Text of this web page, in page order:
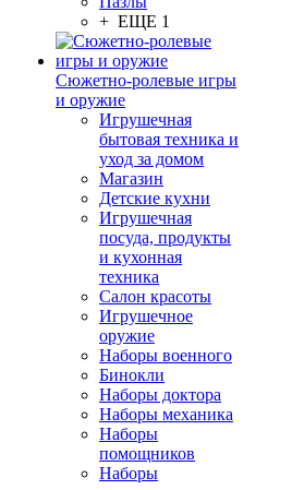
+ ЕЩЕ 1
Сюжетно-ролевые игры
и оружие
Игрушечная
бытовая техника и
уход за домом
Магазин
Детские кухни
Игрушечная
посуда, продукты
и кухонная
техника
Салон красоты
Игрушечное
оружие
Наборы военного
Бинокли
Наборы доктора
Наборы механика
Наборы
помощников
Наборы